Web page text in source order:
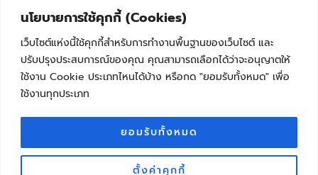
นโยบายการใช้คุกกี้ (Cookies)
เว็บไซต์แห่งนี้ใช้คุกกี้สำหรับการทำงานพื้นฐานของเว็บไซต์ และ
ปรับปรุงประสบการณ์ของคุณ คุณสามารถเลือกได้ว่าจะอนุญาตให้
ใช้งาน Cookie ประเภทไหนได้บ้าง หรือกด "ยอมรับทั้งหมด" เพื่อ
ใช้งานทุกประเภท
ตั้งค่าคุกกี้
ยอมรับทั้งหมด
"เพราะเทคโนโลยีไม่ใช่เรื่องยาก ถ้าเริ่มเรียนรู้ไปด้วยกัน"